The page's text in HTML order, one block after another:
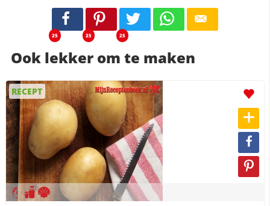
25 25 25
Ook lekker om te maken
RECEPT